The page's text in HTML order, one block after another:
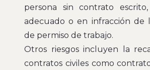
persona sin contrato
adecuado o en infracción de
de permiso de trabajo.
Otros riesgos incluyen la
contratos civiles como